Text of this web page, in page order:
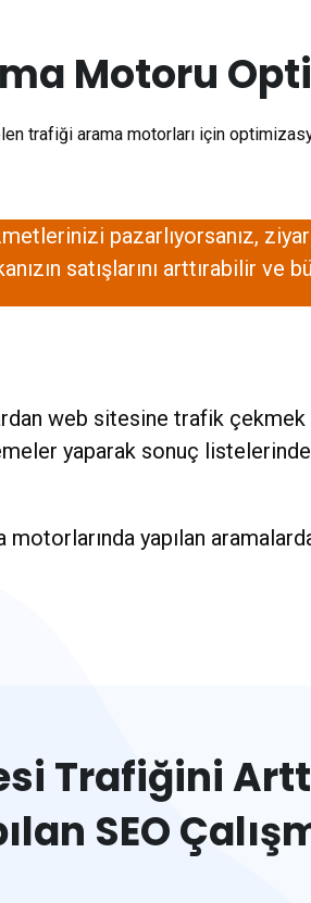
Motoru
trafiği arama motorları için
pazarlıyorsanız,
satışlarını arttırabilir
web sitesine trafik
yaparak sonuç listelerinde
yapılan
Trafiğini
SEO